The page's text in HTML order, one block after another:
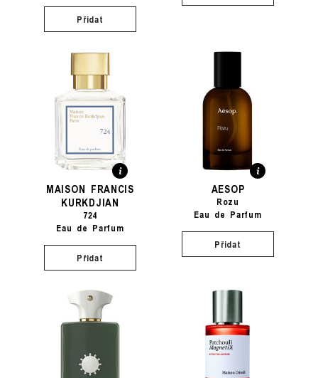
Přidat
MAISON FRANCIS
KURKDJIAN
724
Eau de Parfum
Přidat
AESOP
Rozu
Eau de Parfum
Přidat